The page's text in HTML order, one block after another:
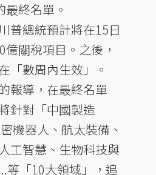
終名單。
普總統預計將在15日
關稅項目。之後，
「數周內生效」。
報導，在最終名單
針對「中國製造
機器人、航太裝備、
工智慧、生物科技與
等「10大領域」，追